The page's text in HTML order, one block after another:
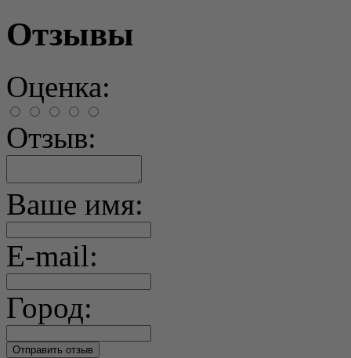
Отзывы
Оценка:
Отзыв:
Ваше имя:
E-mail:
Город: